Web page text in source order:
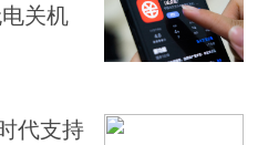
关机
代支持